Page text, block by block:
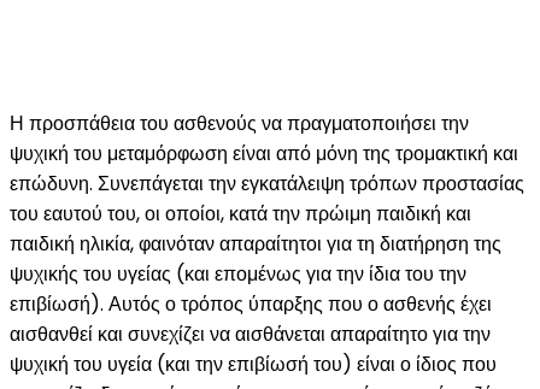
Η προσπάθεια του ασθενούς να πραγματοποιήσει την
ψυχική του μεταμόρφωση είναι από μόνη της τρομακτική και
επώδυνη. Συνεπάγεται την εγκατάλειψη τρόπων προστασίας
του εαυτού του, οι οποίοι, κατά την πρώιμη παιδική και
παιδική ηλικία, φαινόταν απαραίτητοι για τη διατήρηση της
ψυχικής του υγείας (και επομένως για την ίδια του την
επιβίωσή). Αυτός ο τρόπος ύπαρξης που ο ασθενής έχει
αισθανθεί και συνεχίζει να αισθάνεται απαραίτητο για την
ψυχική του υγεία (και την επιβίωσή του) είναι ο ίδιος που